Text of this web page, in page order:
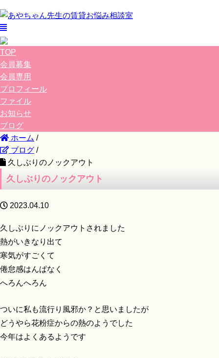
TOP
会員募集
会員専用
プロフィール
ファイル
お知らせ
ブログ
ホーム /
ブログ /
久しぶりのノックアウト
久しぶりのノックアウト
2023.04.10
久しぶりにノックアウトされました
熱がいきなり出て
寒気がすごくて
倦怠感はんぱなく
へろんへろん
ついに私も流行り風邪か？と思いましたが
どうやら花粉症からの熱のようでした
今年はよくあるようです